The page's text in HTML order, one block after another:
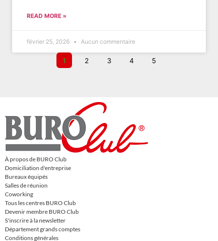
READ MORE »
février 25, 2026 Aucun commentaire
1 2 3 4 5
À propos de BURO Club
Domiciliation d'entreprise
Bureaux équipés
Salles de réunion
Coworking
Tous les centres BURO Club
Devenir membre BURO Club
S'inscrire à la newsletter
Département grands comptes
Conditions générales